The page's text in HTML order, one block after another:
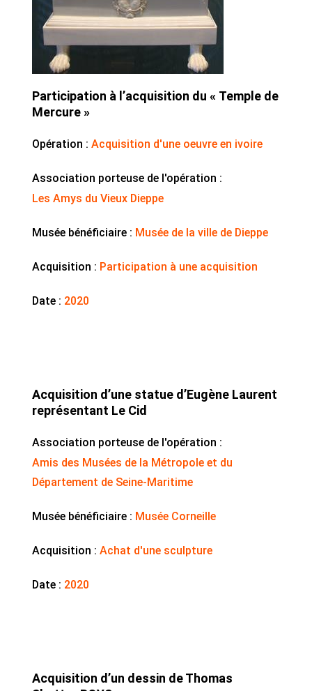
Participation à l’acquisition du « Temple de
Mercure »
Opération : Acquisition d'une oeuvre en ivoire
Association porteuse de l'opération :
Les Amys du Vieux Dieppe
Musée bénéficiaire : Musée de la ville de Dieppe
Acquisition : Participation à une acquisition
Date : 2020
Acquisition d’une statue d’Eugène Laurent
représentant Le Cid
Association porteuse de l'opération :
Amis des Musées de la Métropole et du
Département de Seine-Maritime
Musée bénéficiaire : Musée Corneille
Acquisition : Achat d'une sculpture
Date : 2020
Acquisition d’un dessin de Thomas